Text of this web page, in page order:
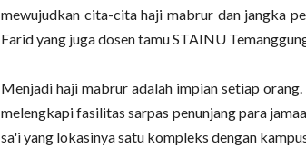
mewujudkan cita-cita haji mabrur dan jangka
Farid yang juga dosen tamu STAINU
Menjadi haji mabrur adalah impian setiap
melengkapi fasilitas sarpas penunjang para
sa'i yang lokasinya satu kompleks dengan